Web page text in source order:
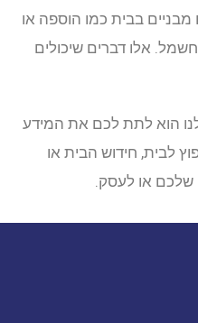
בבית כמו הוספה או
אלו דברים שיכולים
הוא לתת לכם את המידע
לבית, חידוש הבית או
שלכם או לעסק.